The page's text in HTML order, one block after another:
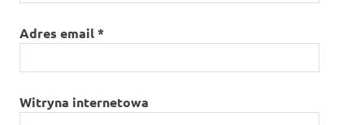
Adres email*
Witryna internetowa